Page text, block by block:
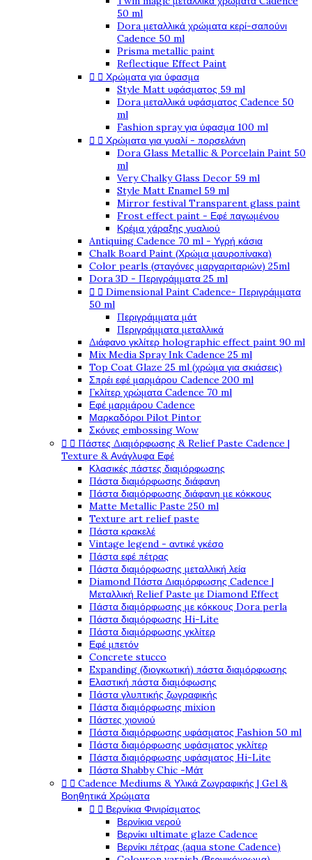
50 ml
Dora μεταλλικά χρώματα κερί-σαπούνι
Cadence 50 ml
Prisma metallic paint
Reflectique Effect Paint
  Χρώματα για ύφασμα
Style Matt υφάσματος 59 ml
Dora μεταλλικά υφάσματος Cadence 50
ml
Fashion spray για ύφασμα 100 ml
  Χρώματα για γυαλί - πορσελάνη
Dora Glass Metallic & Porcelain Paint 50
ml
Very Chalky Glass Decor 59 ml
Style Matt Enamel 59 ml
Mirror festival Transparent glass paint
Frost effect paint - Εφέ παγωμένου
Κρέμα χάραξης γυαλιού
Antiquing Cadence 70 ml - Υγρή κάσια
Chalk Board Paint (Χρώμα μαυροπίνακα)
Color pearls (σταγόνες μαργαριταριών) 25ml
Dora 3D - Περιγράμματα 25 ml
  Dimensional Paint Cadence- Περιγράμματα
50 ml
Περιγράμματα μάτ
Περιγράμματα μεταλλικά
Διάφανο γκλίτερ holographic effect paint 90 ml
Mix Media Spray Ink Cadence 25 ml
Top Coat Glaze 25 ml (χρώμα για σκιάσεις)
Σπρέι εφέ μαρμάρου Cadence 200 ml
Γκλίτερ χρώματα Cadence 70 ml
Εφέ μαρμάρου Cadence
Μαρκαδόροι Pilot Pintor
Σκόνες embossing Wow
  Πάστες Διαμόρφωσης & Relief Paste Cadence |
Texture & Ανάγλυφα Εφέ
Κλασικές πάστες διαμόρφωσης
Πάστα διαμόρφωσης διάφανη
Πάστα διαμόρφωσης διάφανη με κόκκους
Matte Metallic Paste 250 ml
Texture art relief paste
Πάστα κρακελέ
Vintage legend - αντικέ γκέσο
Πάστα εφέ πέτρας
Πάστα διαμόρφωσης μεταλλική λεία
Diamond Πάστα Διαμόρφωσης Cadence |
Μεταλλική Relief Paste με Diamond Effect
Πάστα διαμόρφωσης με κόκκους Dora perla
Πάστα διαμόρφωσης Hi-Lite
Πάστα διαμόρφωσης γκλίτερ
Εφέ μπετόν
Concrete stucco
Expanding (διογκωτική) πάστα διαμόρφωσης
Ελαστική πάστα διαμόφωσης
Πάστα γλυπτικής ζωγραφικής
Πάστα διαμόρφωσης mixion
Πάστες χιονιού
Πάστα διαμόρφωσης υφάσματος Fashion 50 ml
Πάστα διαμόρφωσης υφάσματος γκλίτερ
Πάστα διαμόρφωσης υφάσματος Hi-Lite
Πάστα Shabby Chic -Μάτ
  Cadence Mediums & Υλικά Ζωγραφικής | Gel &
Βοηθητικά Χρώματα
  Βερνίκια Φινιρίσματος
Βερνίκια νερού
Βερνίκι ultimate glaze Cadence
Βερνίκι πέτρας (aqua stone Cadence)